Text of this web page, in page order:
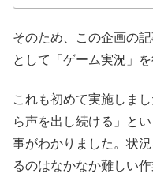
そのため、この企画の
として「ゲーム実況」
これも初めて実施しま
ら声を出し続ける」と
事がわかりました。状
るのはなかなか難しい作